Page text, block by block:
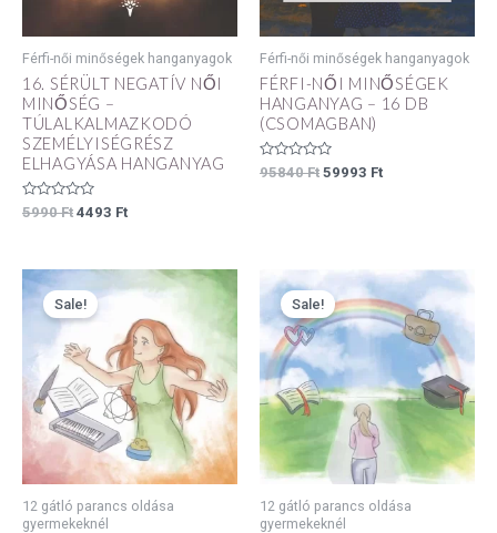
Férfi-női minőségek hanganyagok
16. SÉRÜLT NEGATÍV NŐI
MINŐSÉG –
TÚLALKALMAZKODÓ
SZEMÉLYISÉGRÉSZ
ELHAGYÁSA HANGANYAG
Értékelés:
0
5990Ft 4493 Ft
Férfi-női minőségek hanganyagok
FÉRFI-NŐI MINŐSÉGEK
HANGANYAG – 16 DB
(CSOMAGBAN)
Értékelés:
0
95840Ft 59993 Ft
Sale!
12 gátló parancs oldása
gyermekeknél
Original
price
was:
3990 Ft.
Current
price
is:
2993 Ft.
Sale!
12 gátló parancs oldása
gyermekeknél
Original
price
was:
3990 Ft.
Current
price
is:
2993 Ft.